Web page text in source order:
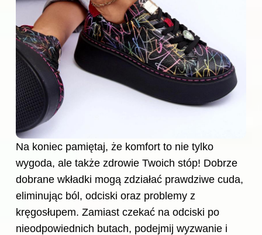
Na koniec pamiętaj, że komfort to nie tylko
wygoda, ale także zdrowie Twoich stóp! Dobrze
dobrane wkładki mogą zdziałać prawdziwe cuda,
eliminując ból, odciski oraz problemy z
kręgosłupem. Zamiast czekać na odciski po
nieodpowiednich butach, podejmij wyzwanie i